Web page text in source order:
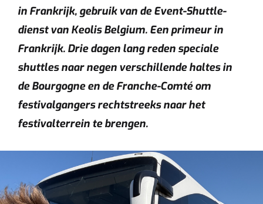
in Frankrijk, gebruik van de Event-Shuttle-
dienst van Keolis Belgium. Een primeur in
Frankrijk. Drie dagen lang reden speciale
shuttles naar negen verschillende haltes in
de Bourgogne en de Franche-Comté om
festivalgangers rechtstreeks naar het
festivalterrein te brengen.